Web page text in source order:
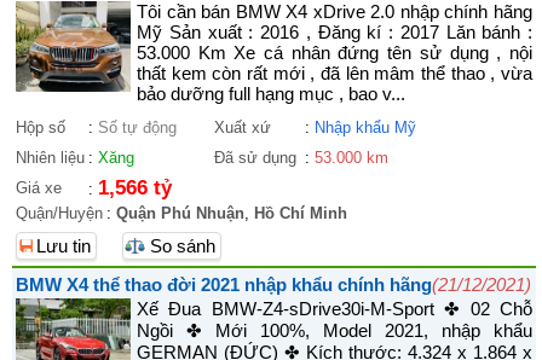
Tôi cần bán BMW X4 xDrive 2.0 nhập chính hãng
Mỹ Sản xuất : 2016 , Đăng kí : 2017 Lăn bánh :
53.000 Km Xe cá nhân đứng tên sử dụng , nội
thất kem còn rất mới , đã lên mâm thể thao , vừa
bảo dưỡng full hạng mục , bao v...
Hộp số : Số tự động Xuất xứ : Nhập khẩu Mỹ
Nhiên liệu : Xăng Đã sử dụng : 53.000 km
Giá xe
: 1,566 tỷ
Quận/Huyện : Quận Phú Nhuận, Hồ Chí Minh
Lưu tin
So sánh
BMW X4 thể thao đời 2021 nhập khẩu chính hãng(21/12/2021)
Xế Đua BMW-Z4-sDrive30i-M-Sport ✤ 02 Chỗ
Ngồi ✤ Mới 100%, Model 2021, nhập khẩu
GERMAN (ĐỨC) ✤ Kích thước: 4.324 x 1.864 x